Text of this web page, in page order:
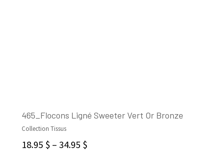
465_Flocons Ligné Sweeter Vert Or Bronze
Collection Tissus
18.95 $ – 34.95 $